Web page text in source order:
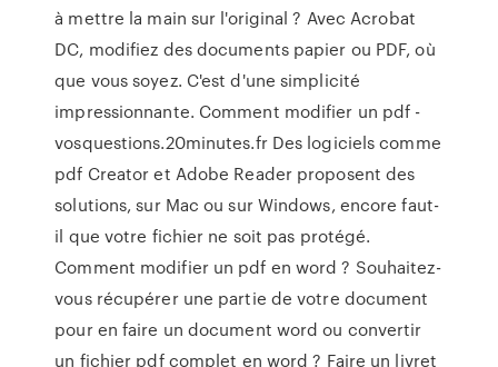
à mettre la main sur l'original ? Avec Acrobat
DC, modifiez des documents papier ou PDF, où
que vous soyez. C'est d'une simplicité
impressionnante. Comment modifier un pdf -
vosquestions.20minutes.fr Des logiciels comme
pdf Creator et Adobe Reader proposent des
solutions, sur Mac ou sur Windows, encore faut-
il que votre fichier ne soit pas protégé.
Comment modifier un pdf en word ? Souhaitez-
vous récupérer une partie de votre document
pour en faire un document word ou convertir
un fichier pdf complet en word ? Faire un livret